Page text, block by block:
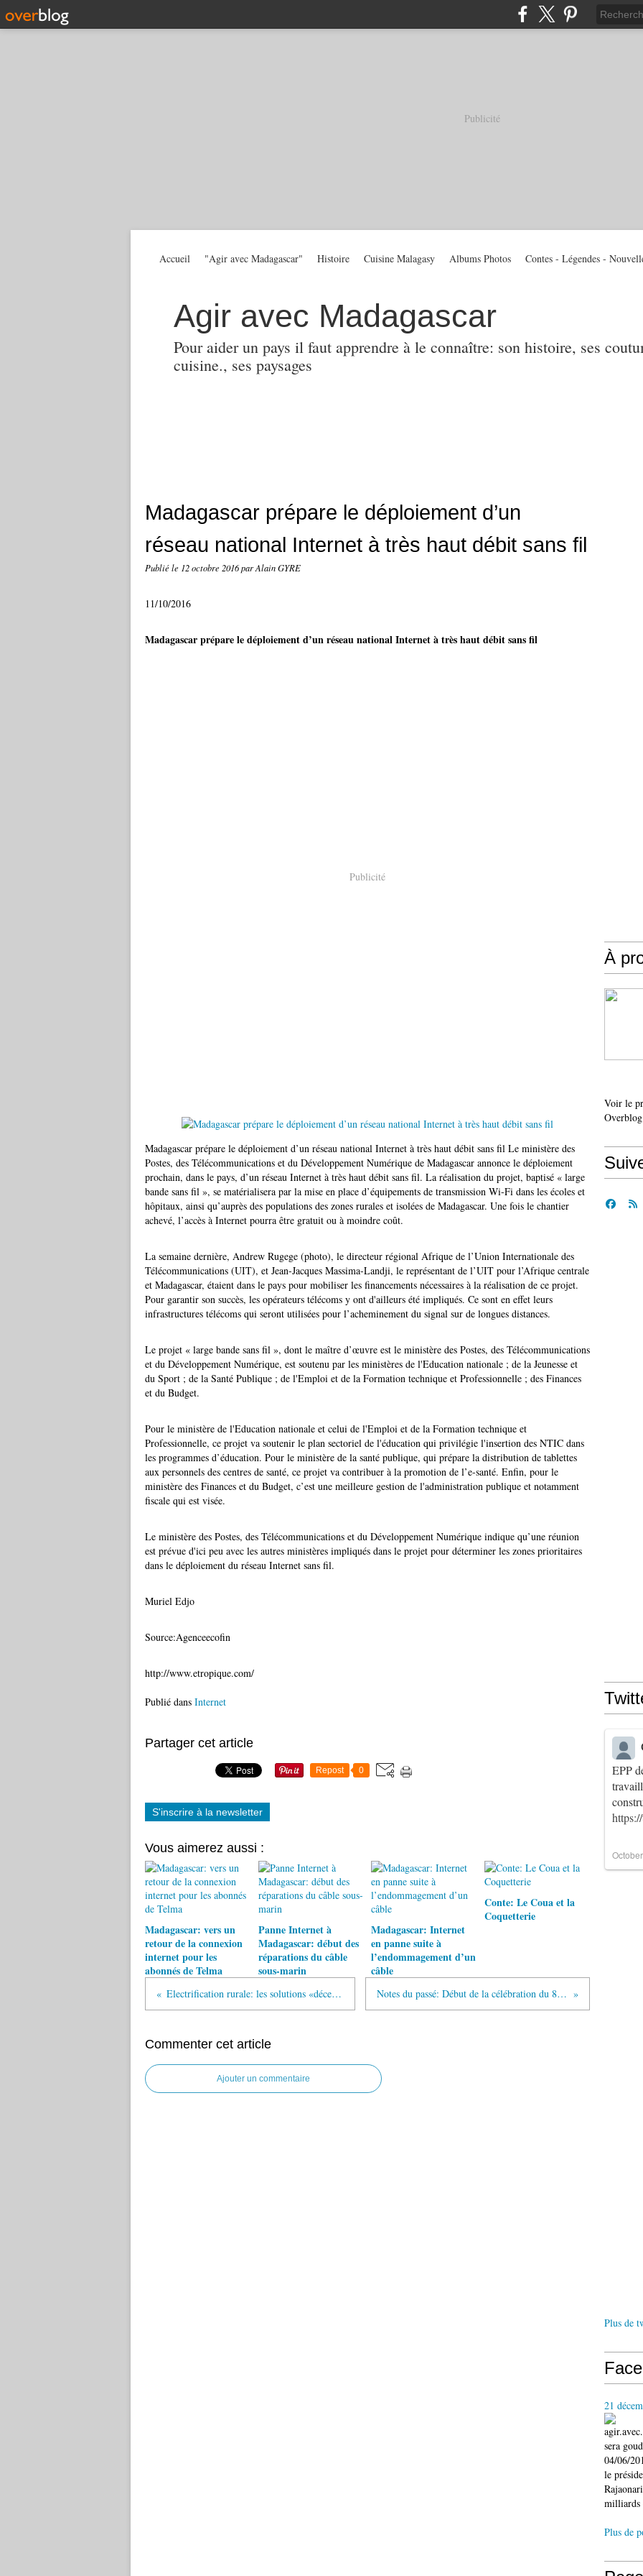
Publicité
Agir avec Madagascar
Pour aider un pays il faut apprendre à le connaître: son histoire, ses
cuisine., ses paysages
Accueil "Agir avec Madagascar" Histoire Cuisine Malagasy Albums Photos Contes - Légendes -
Madagascar prépare le déploiement d’un
réseau national Internet à très haut débit sans fil
Publié le 12 octobre 2016par Alain GYRE
11/10/2016
Madagascar prépare le déploiement d’un réseau national Internet à très haut débit sans fil
Publicité
Madagascar prépare le déploiement d’un réseau national Internet à très haut débit sans fil Le ministère des
Postes, des Télécommunications et du Développement Numérique de Madagascar annonce le déploiement
prochain, dans le pays, d’un réseau Internet à très haut débit sans fil. La réalisation du projet, baptisé « large
bande sans fil », se matérialisera par la mise en place d’équipements de transmission Wi-Fi dans les écoles et
hôpitaux, ainsi qu’auprès des populations des zones rurales et isolées de Madagascar. Une fois le chantier
achevé, l’accès à Internet pourra être gratuit ou à moindre coût.
La semaine dernière, Andrew Rugege (photo), le directeur régional Afrique de l’Union Internationale des
Télécommunications (UIT), et Jean-Jacques Massima-Landji, le représentant de l’UIT pour l’Afrique centrale
et Madagascar, étaient dans le pays pour mobiliser les financements nécessaires à la réalisation de ce projet.
Pour garantir son succès, les opérateurs télécoms y ont d'ailleurs été impliqués. Ce sont en effet leurs
infrastructures télécoms qui seront utilisées pour l’acheminement du signal sur de longues distances.
Le projet « large bande sans fil », dont le maître d’œuvre est le ministère des Postes, des Télécommunications
et du Développement Numérique, est soutenu par les ministères de l'Education nationale ; de la Jeunesse et
du Sport ; de la Santé Publique ; de l'Emploi et de la Formation technique et Professionnelle ; des Finances
et du Budget.
Pour le ministère de l'Education nationale et celui de l'Emploi et de la Formation technique et
Professionnelle, ce projet va soutenir le plan sectoriel de l'éducation qui privilégie l'insertion des NTIC dans
les programmes d’éducation. Pour le ministère de la santé publique, qui prépare la distribution de tablettes
aux personnels des centres de santé, ce projet va contribuer à la promotion de l’e-santé. Enfin, pour le
ministère des Finances et du Budget, c’est une meilleure gestion de l'administration publique et notamment
fiscale qui est visée.
Le ministère des Postes, des Télécommunications et du Développement Numérique indique qu’une réunion
est prévue d'ici peu avec les autres ministères impliqués dans le projet pour déterminer les zones prioritaires
dans le déploiement du réseau Internet sans fil.
Muriel Edjo
Source:Agenceecofin
http://www.etropique.com/
Publié dans Internet
Partager cet article
Repost 0
S'inscrire à la newsletter
Vous aimerez aussi :
Madagascar: vers un
retour de la connexion
internet pour les
abonnés de Telma
Panne Internet à
Madagascar: début des
réparations du câble
sous-marin
Madagascar: Internet
en panne suite à
l’endommagement d’un
câble
Conte: Le Coua et la
Coquetterie
Electrification rurale: les solutions «décentralisées», toujours en friche Notes du passé: Début de la célébration du 8e anniversaire de la République
Commenter cet article
Ajouter un commentaire
À
Voir le
Overblog
EPP
Plus de
21
sera
04/06/
le
milliards
Plus de